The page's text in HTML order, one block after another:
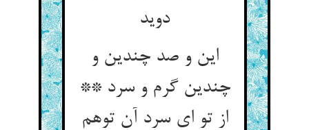
دوید
این و صد چندین و
چندین گرم و سرد **
از تو ای سرد آن توهم